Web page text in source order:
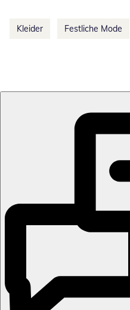
Kleider Festliche Mode